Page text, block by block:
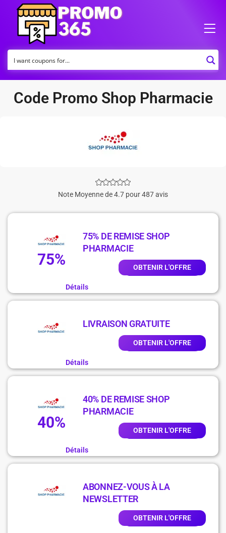
Code Promo Shop Pharmacie
Note Moyenne de 4.7 pour 487 avis
75%
75% DE REMISE SHOP
PHARMACIE
OBTENIR L'OFFRE
Détails
LIVRAISON GRATUITE
OBTENIR L'OFFRE
Détails
40%
40% DE REMISE SHOP
PHARMACIE
OBTENIR L'OFFRE
Détails
ABONNEZ-VOUS À LA
NEWSLETTER
OBTENIR L'OFFRE